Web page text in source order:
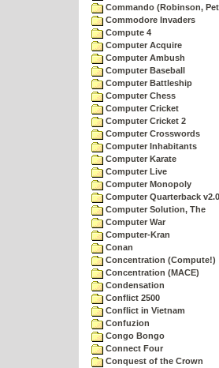
Commando (Robinson,
Commodore Invaders
Compute 4
Computer Acquire
Computer Ambush
Computer Baseball
Computer Battleship
Computer Chess
Computer Cricket
Computer Cricket 2
Computer Crosswords
Computer Inhabitants
Computer Karate
Computer Live
Computer Monopoly
Computer Quarterback v2.0
Computer Solution, The
Computer War
Computer-Kran
Conan
Concentration (Compute!)
Concentration (MACE)
Condensation
Conflict 2500
Conflict in Vietnam
Confuzion
Congo Bongo
Connect Four
Conquest of the Crown